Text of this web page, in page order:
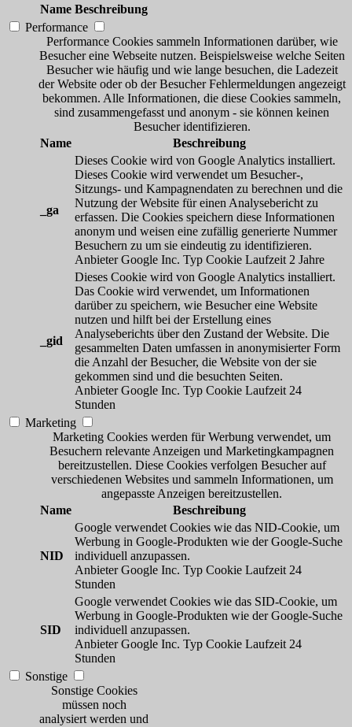
Name Beschreibung
Performance
Performance Cookies sammeln Informationen darüber, wie
Besucher eine Webseite nutzen. Beispielsweise welche Seiten
Besucher wie häufig und wie lange besuchen, die Ladezeit
der Website oder ob der Besucher Fehlermeldungen angezeigt
bekommen. Alle Informationen, die diese Cookies sammeln,
sind zusammengefasst und anonym - sie können keinen
Besucher identifizieren.
Name
Beschreibung
_ga
Dieses Cookie wird von Google Analytics installiert.
Dieses Cookie wird verwendet um Besucher-,
Sitzungs- und Kampagnendaten zu berechnen und die
Nutzung der Website für einen Analysebericht zu
erfassen. Die Cookies speichern diese Informationen
anonym und weisen eine zufällig generierte Nummer
Besuchern zu um sie eindeutig zu identifizieren.
Anbieter Google Inc. Typ Cookie Laufzeit 2 Jahre
_gid
Dieses Cookie wird von Google Analytics installiert.
Das Cookie wird verwendet, um Informationen
darüber zu speichern, wie Besucher eine Website
nutzen und hilft bei der Erstellung eines
Analyseberichts über den Zustand der Website. Die
gesammelten Daten umfassen in anonymisierter Form
die Anzahl der Besucher, die Website von der sie
gekommen sind und die besuchten Seiten.
Anbieter Google Inc. Typ Cookie Laufzeit 24
Stunden
Marketing
Marketing Cookies werden für Werbung verwendet, um
Besuchern relevante Anzeigen und Marketingkampagnen
bereitzustellen. Diese Cookies verfolgen Besucher auf
verschiedenen Websites und sammeln Informationen, um
angepasste Anzeigen bereitzustellen.
Name
Beschreibung
NID
Google verwendet Cookies wie das NID-Cookie, um
Werbung in Google-Produkten wie der Google-Suche
individuell anzupassen.
Anbieter Google Inc. Typ Cookie Laufzeit 24
Stunden
SID
Google verwendet Cookies wie das SID-Cookie, um
Werbung in Google-Produkten wie der Google-Suche
individuell anzupassen.
Anbieter Google Inc. Typ Cookie Laufzeit 24
Stunden
Sonstige
Sonstige Cookies
müssen noch
analysiert werden und